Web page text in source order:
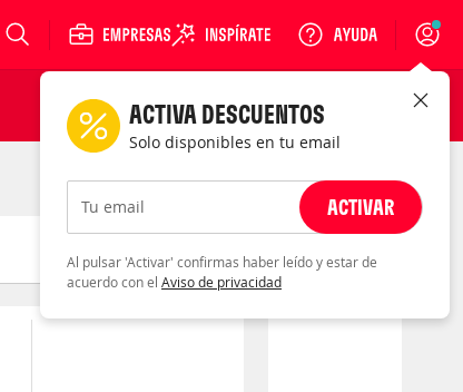
Login
ACTIVA DESCUENTOS
Solo disponibles en tu email
Tu email ACTIVAR
Al pulsar 'Activar' confirmas haber leído y estar de
acuerdo con el Aviso de privacidad